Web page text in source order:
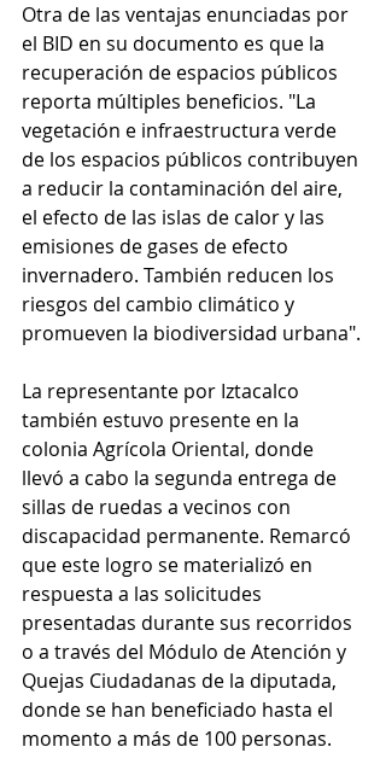
Otra de las ventajas enunciadas por
el BID en su documento es que la
recuperación de espacios públicos
reporta múltiples beneficios. "La
vegetación e infraestructura verde
de los espacios públicos contribuyen
a reducir la contaminación del aire,
el efecto de las islas de calor y las
emisiones de gases de efecto
invernadero. También reducen los
riesgos del cambio climático y
promueven la biodiversidad urbana".
La representante por Iztacalco
también estuvo presente en la
colonia Agrícola Oriental, donde
llevó a cabo la segunda entrega de
sillas de ruedas a vecinos con
discapacidad permanente. Remarcó
que este logro se materializó en
respuesta a las solicitudes
presentadas durante sus recorridos
o a través del Módulo de Atención y
Quejas Ciudadanas de la diputada,
donde se han beneficiado hasta el
momento a más de 100 personas.